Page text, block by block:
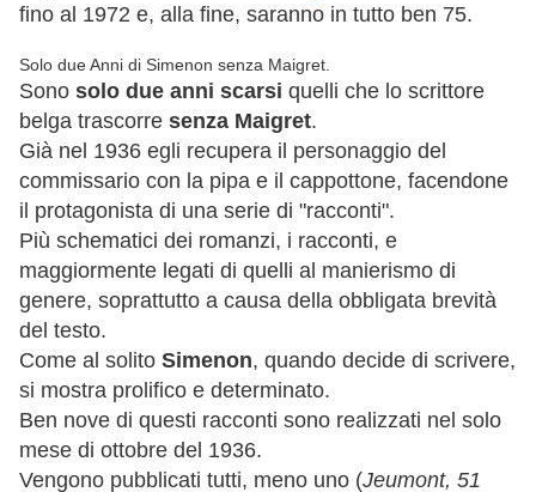
fino al 1972 e, alla fine, saranno in tutto ben 75.
Solo due Anni di Simenon senza Maigret.
Sono solo due anni scarsi quelli che lo scrittore
belga trascorre senza Maigret.
Già nel 1936 egli recupera il personaggio del
commissario con la pipa e il cappottone, facendone
il protagonista di una serie di "racconti".
Più schematici dei romanzi, i racconti, e
maggiormente legati di quelli al manierismo di
genere, soprattutto a causa della obbligata brevità
del testo.
Come al solito Simenon, quando decide di scrivere,
si mostra prolifico e determinato.
Ben nove di questi racconti sono realizzati nel solo
mese di ottobre del 1936.
Vengono pubblicati tutti, meno uno (Jeumont, 51